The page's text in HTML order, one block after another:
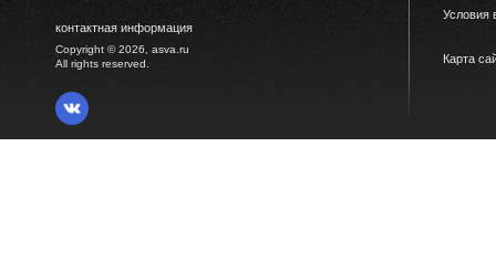
контактная информация
Copyright © 2026, asva.ru
All rights reserved.
Условия
Карта